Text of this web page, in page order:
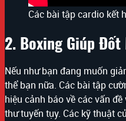
Các bài tập cardio kết
2. Boxing Giúp Đốt
Nếu như bạn đang muốn
thể bạn nữa. Các bài tập
hiệu cảnh báo về các vấn
thư tuyến tụy. Các kỹ thuật